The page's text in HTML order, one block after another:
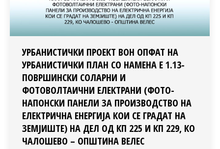
УРБАНИСТИЧКИ ПРОЕКТ ВОН ОПФАТ НА
УРБАНИСТИЧКИ ПЛАН СО НАМЕНА Е 1.13-
ПОВРШИНСКИ СОЛАРНИ И
ФОТОВОЛТАИЧНИ ЕЛЕКТРАНИ (ФОТО-
НАПОНСКИ ПАНЕЛИ ЗА ПРОИЗВОДСТВО НА
ЕЛЕКТРИЧНА ЕНЕРГИЈА КОИ СЕ ГРАДАТ НА
ЗЕМЈИШТЕ) НА ДЕЛ ОД КП 225 И КП 229, КО
ЧАЛОШЕВО – ОПШТИНА ВЕЛЕС